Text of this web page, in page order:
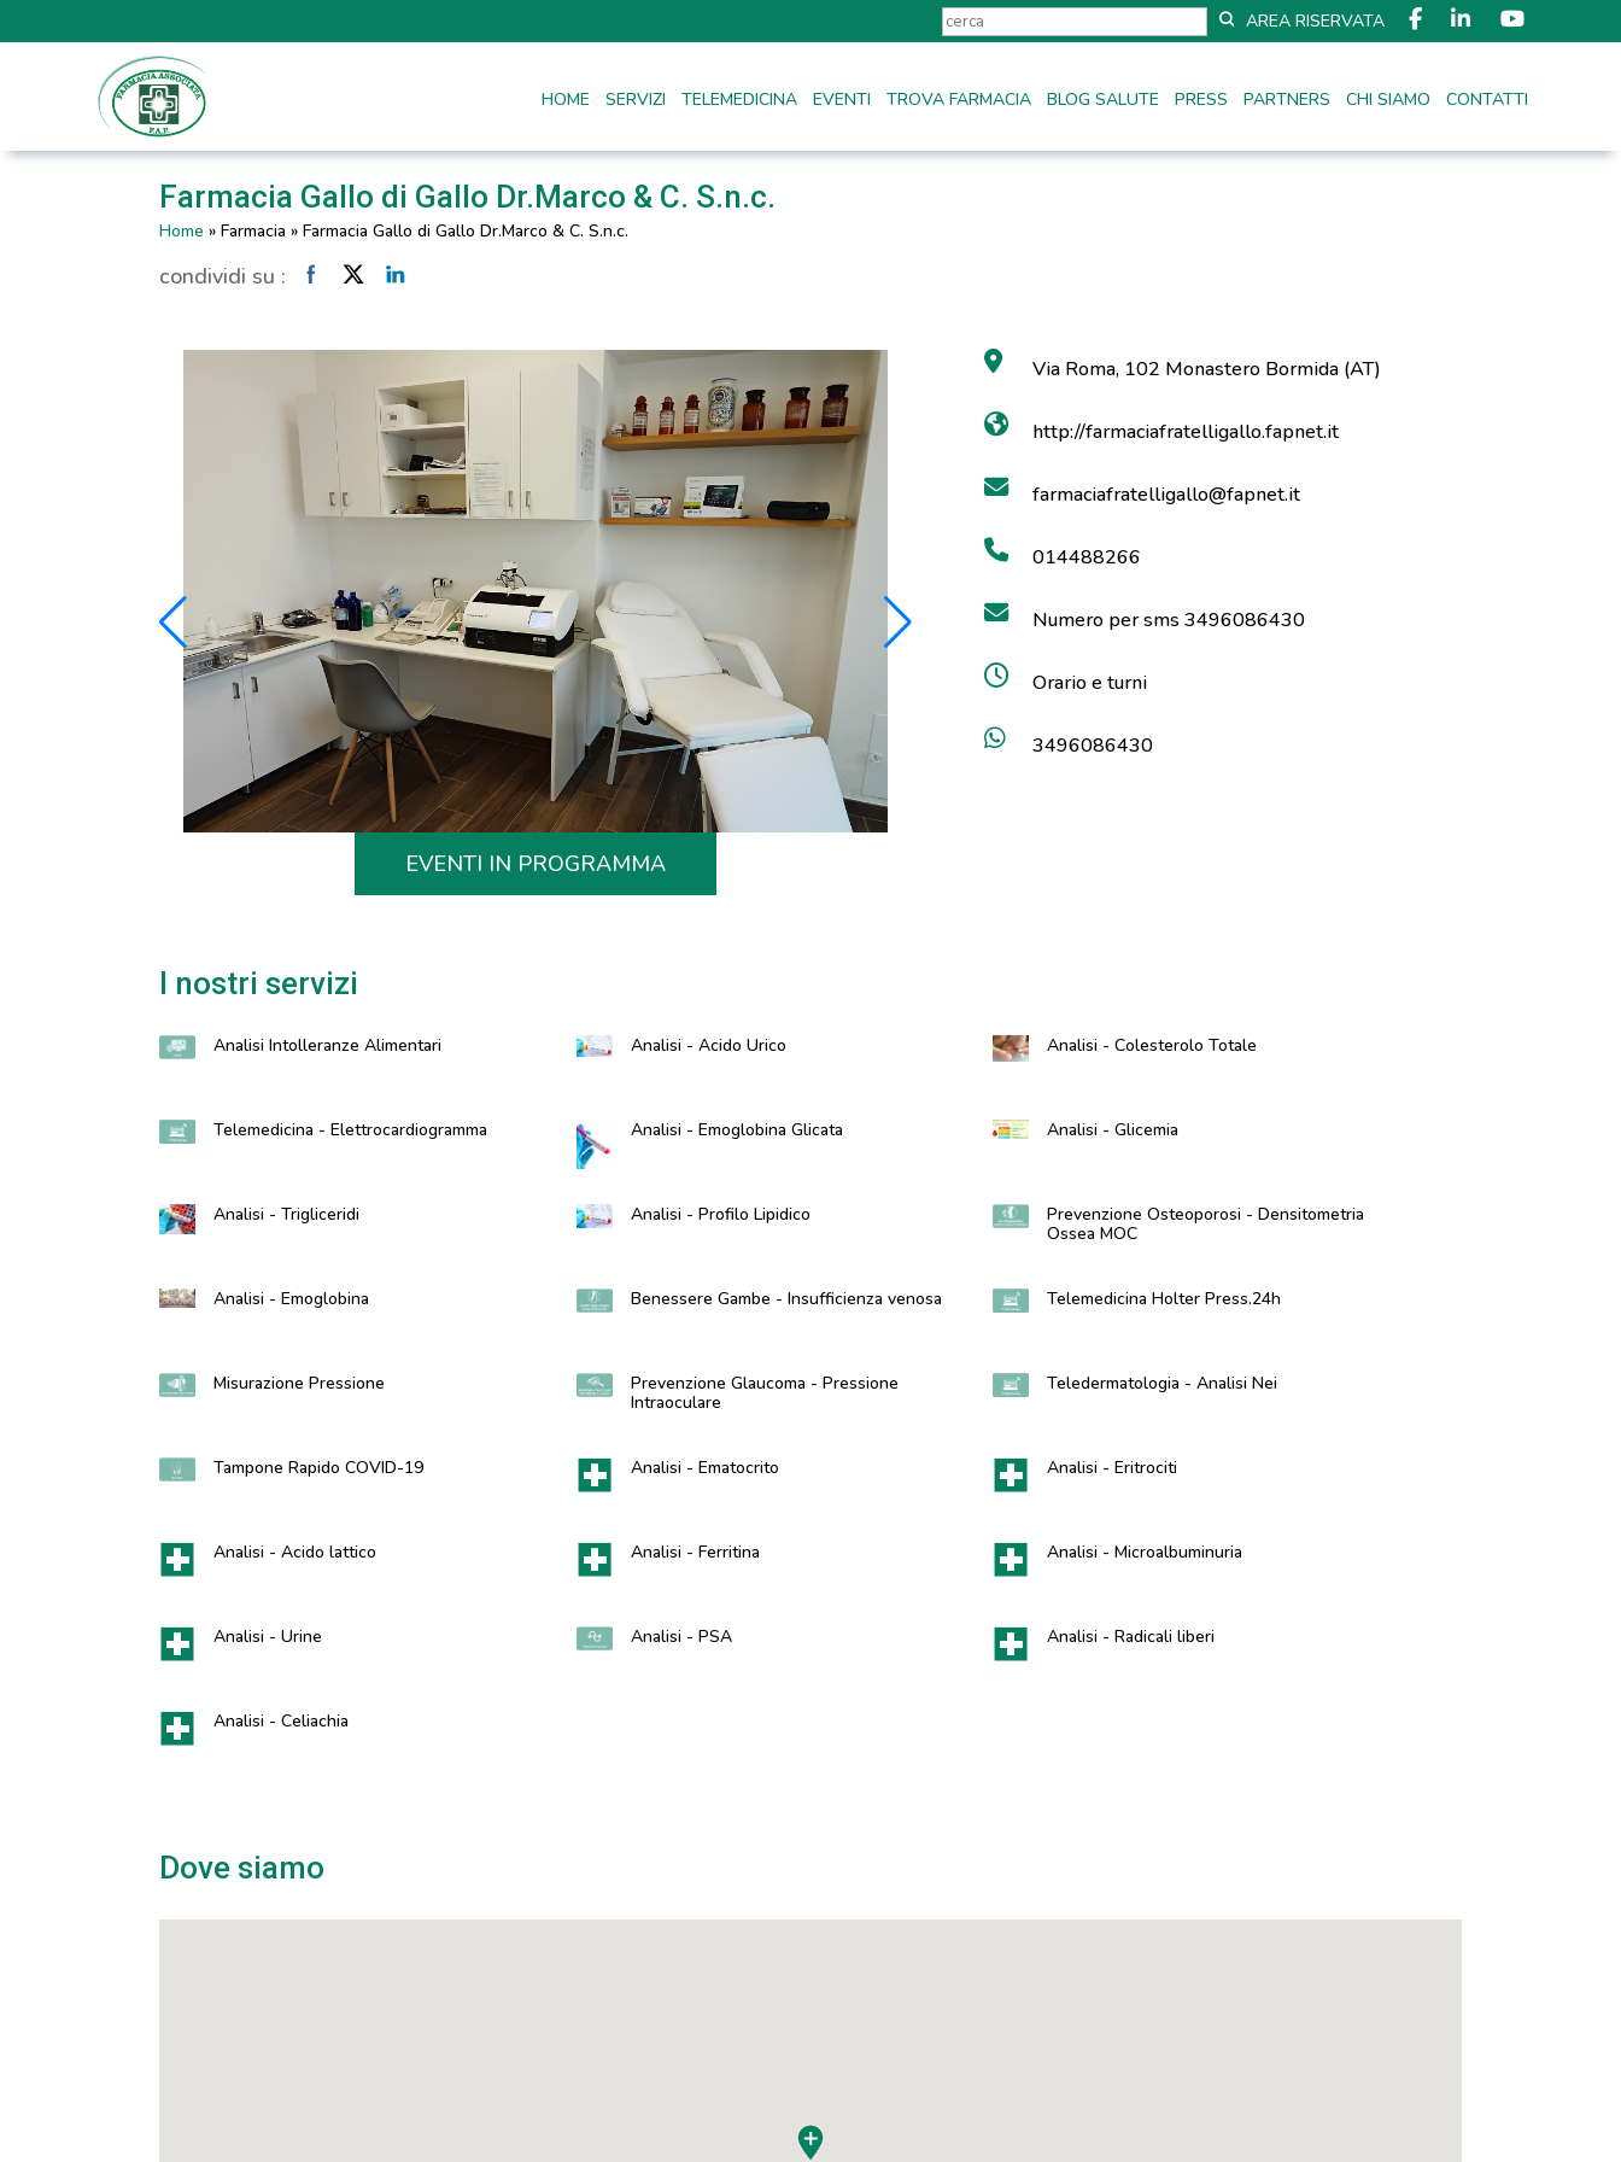
AREA RISERVATA
HOME SERVIZI TELEMEDICINA EVENTI TROVA FARMACIA BLOG SALUTE PRESS PARTNERS CHI SIAMO CONTATTI
Farmacia Gallo di Gallo Dr.Marco & C. S.n.c.
Home » Farmacia » Farmacia Gallo di Gallo Dr.Marco & C. S.n.c.
condividi su :
EVENTI IN PROGRAMMA
Via Roma, 102 Monastero Bormida (AT)
http://farmaciafratelligallo.fapnet.it
farmaciafratelligallo@fapnet.it
014488266
Numero per sms 3496086430
Orario e turni
3496086430
I nostri servizi
Analisi Intolleranze Alimentari Analisi - Acido Urico Analisi - Colesterolo Totale
Telemedicina - Elettrocardiogramma Analisi - Emoglobina Glicata Analisi - Glicemia
Analisi - Trigliceridi Analisi - Profilo Lipidico
Prevenzione Osteoporosi - Densitometria
Ossea MOC
Analisi - Emoglobina Benessere Gambe - Insufficienza venosa Telemedicina Holter Press.24h
Misurazione Pressione
Prevenzione Glaucoma - Pressione
Intraoculare
Teledermatologia - Analisi Nei
Tampone Rapido COVID-19 Analisi - Ematocrito Analisi - Eritrociti
Analisi - Acido lattico Analisi - Ferritina Analisi - Microalbuminuria
Analisi - Urine Analisi - PSA Analisi - Radicali liberi
Analisi - Celiachia
Dove siamo